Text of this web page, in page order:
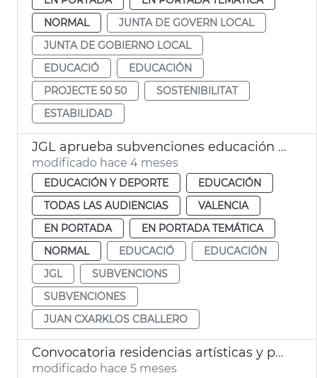
NORMAL
JUNTA DE GOVERN LOCAL
JUNTA DE GOBIERNO LOCAL
EDUCACIÓ
EDUCACIÓN
PROJECTE 50 50
SOSTENIBILITAT
ESTABILIDAD
JGL aprueba subvenciones educación infantil València
modificado hace 4 meses
EDUCACIÓN Y DEPORTE
EDUCACIÓN
TODAS LAS AUDIENCIAS
VALENCIA
EN PORTADA
EN PORTADA TEMÁTICA
NORMAL
EDUCACIÓ
EDUCACIÓN
JGL
SUBVENCIONS
SUBVENCIONES
JUAN CXARKLOS CBALLERO
Convocatoria residencias artísticas y premio José Iturbi Educación València
modificado hace 5 meses